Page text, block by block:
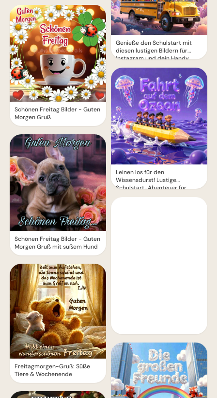
Schönen Freitag Bilder - Guten
Morgen Gruß
Schönen Freitag Bilder - Guten
Morgen Gruß mit süßem Hund
Freitagmorgen-Gruß: Süße
Tiere & Wochenende
Genieße den Schulstart mit
diesen lustigen Bildern für
Instagram und dein Handy
Leinen los für den
Wissensdurst! Lustige
Schulstart-Abenteuer für
Instagram.